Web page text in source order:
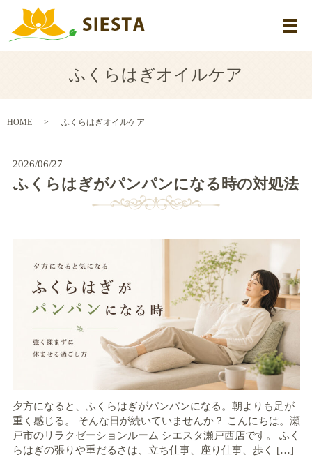
メ
ふくらはぎオイルケア
HOME ふくらはぎオイルケア
2026/06/27
ふくらはぎがパンパンになる時の対処法
夕方になると、ふくらはぎがパンパンになる。朝よりも足が
重く感じる。 そんな日が続いていませんか？ こんにちは。瀬
戸市のリラクゼーションルーム シエスタ瀬戸西店です。 ふく
らはぎの張りや重だるさは、立ち仕事、座り仕事、歩く […]